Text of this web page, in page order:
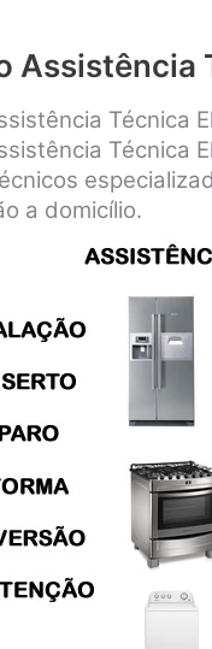
Assistência
Técnica
Técnica
a domicílio.